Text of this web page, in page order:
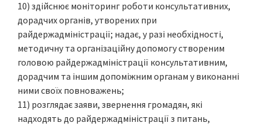
10) здійснює моніторинг роботи консультативних,
дорадчих органів, утворених при
райдержадміністрації; надає, у разі необхідності,
методичну та організаційну допомогу створеним
головою райдержадміністрації консультативним,
дорадчим та іншим допоміжним органам у виконанні
ними своїх повноважень;
11) розглядає заяви, звернення громадян, які
надходять до райдержадміністрації з питань,